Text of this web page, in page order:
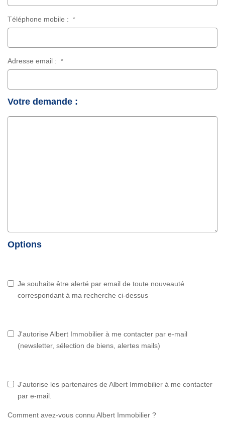
Téléphone mobile : *
Adresse email : *
Votre demande :
Options
Je souhaite être alerté par email de toute nouveauté
correspondant à ma recherche ci-dessus
J'autorise Albert Immobilier à me contacter par e-mail
(newsletter, sélection de biens, alertes mails)
J'autorise les partenaires de Albert Immobilier à me contacter
par e-mail.
Comment avez-vous connu Albert Immobilier ?